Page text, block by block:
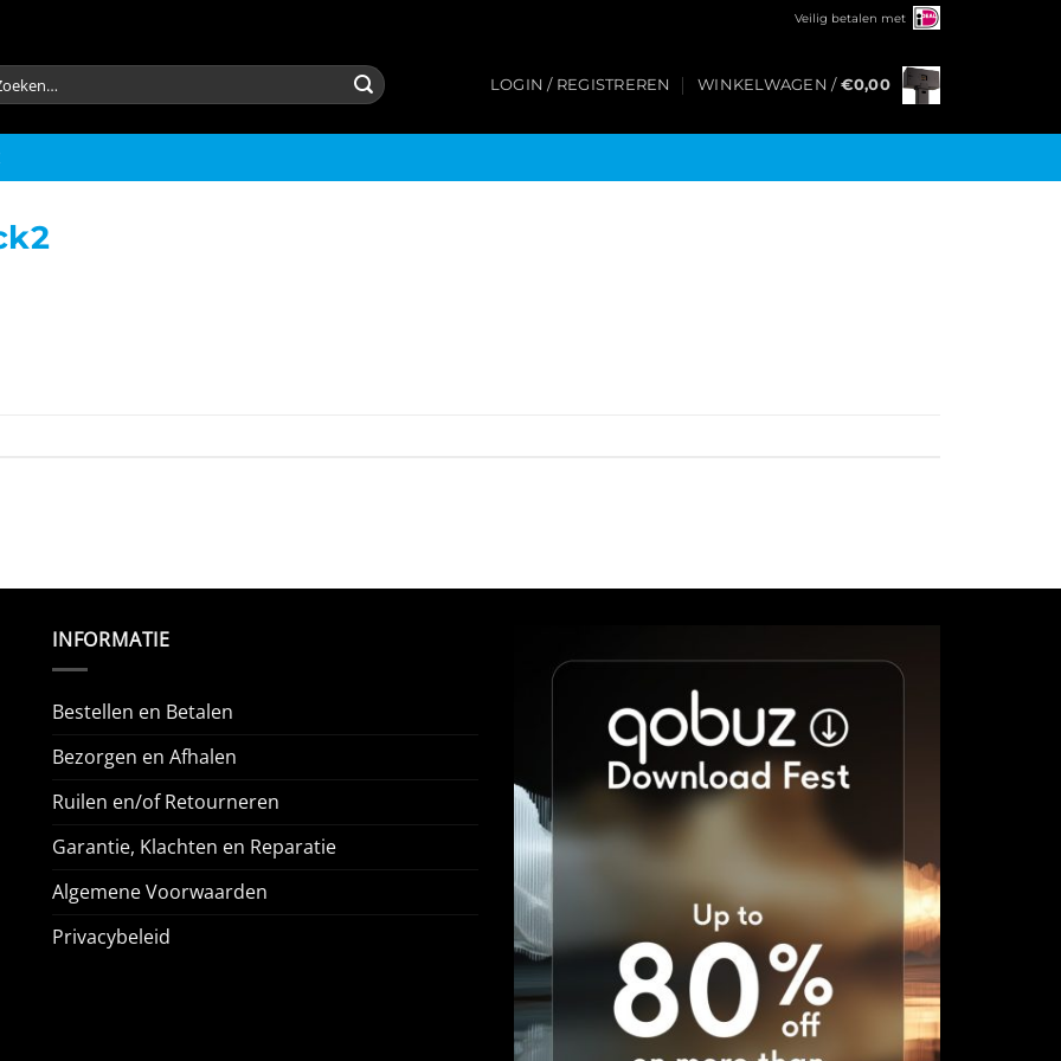
Veilig betalen met
LOGIN / REGISTREREN WINKELWAGEN / €0,00
INFORMATIE
Bestellen en Betalen
Bezorgen en Afhalen
Ruilen en/of Retourneren
Garantie, Klachten en Reparatie
Algemene Voorwaarden
Privacybeleid